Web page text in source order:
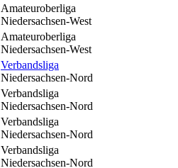
Amateuroberliga
Niedersachsen-West
Amateuroberliga
Niedersachsen-West
Verbandsliga
Niedersachsen-Nord
Verbandsliga
Niedersachsen-Nord
Verbandsliga
Niedersachsen-Nord
Verbandsliga
Niedersachsen-Nord